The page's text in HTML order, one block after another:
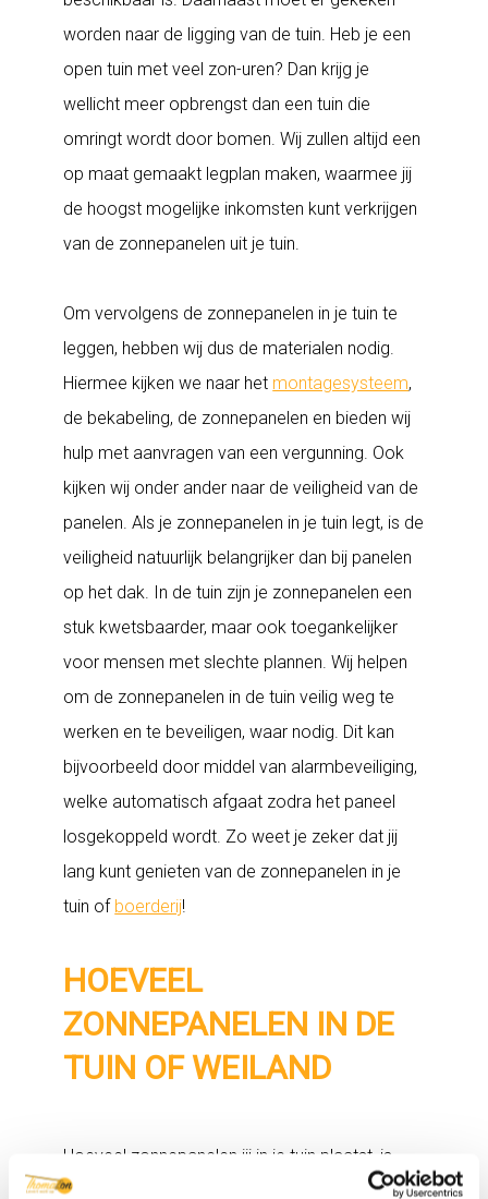
worden naar de ligging van de tuin. Heb je een
open tuin met veel zon-uren? Dan krijg je
wellicht meer opbrengst dan een tuin die
omringt wordt door bomen. Wij zullen altijd een
op maat gemaakt legplan maken, waarmee jij
de hoogst mogelijke inkomsten kunt verkrijgen
van de zonnepanelen uit je tuin.
Om vervolgens de zonnepanelen in je tuin te
leggen, hebben wij dus de materialen nodig.
Hiermee kijken we naar het montagesysteem,
de bekabeling, de zonnepanelen en bieden wij
hulp met aanvragen van een vergunning. Ook
kijken wij onder ander naar de veiligheid van de
panelen. Als je zonnepanelen in je tuin legt, is de
veiligheid natuurlijk belangrijker dan bij panelen
op het dak. In de tuin zijn je zonnepanelen een
stuk kwetsbaarder, maar ook toegankelijker
voor mensen met slechte plannen. Wij helpen
om de zonnepanelen in de tuin veilig weg te
werken en te beveiligen, waar nodig. Dit kan
bijvoorbeeld door middel van alarmbeveiliging,
welke automatisch afgaat zodra het paneel
losgekoppeld wordt. Zo weet je zeker dat jij
lang kunt genieten van de zonnepanelen in je
tuin of boerderij!
HOEVEEL
ZONNEPANELEN IN DE
TUIN OF WEILAND
Hoeveel zonnepanelen jij in je tuin plaatst, is
natuurlijk afhankelijk van de ruimte die jij hebt.